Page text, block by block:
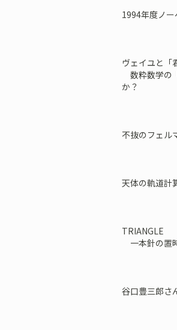
1994年度ノ
ヴェイユと「
数粋数学の
か？
不抜のフェル
天体の軌道計
TRIANGLE
一本針の置
谷口豊三郎さ